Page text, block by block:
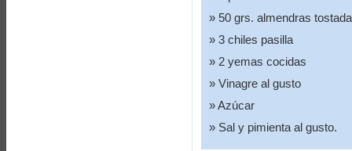
50 grs. almendras
3 chiles pasilla
2 yemas cocidas
Vinagre al gusto
Azúcar
Sal y pimienta al gusto.